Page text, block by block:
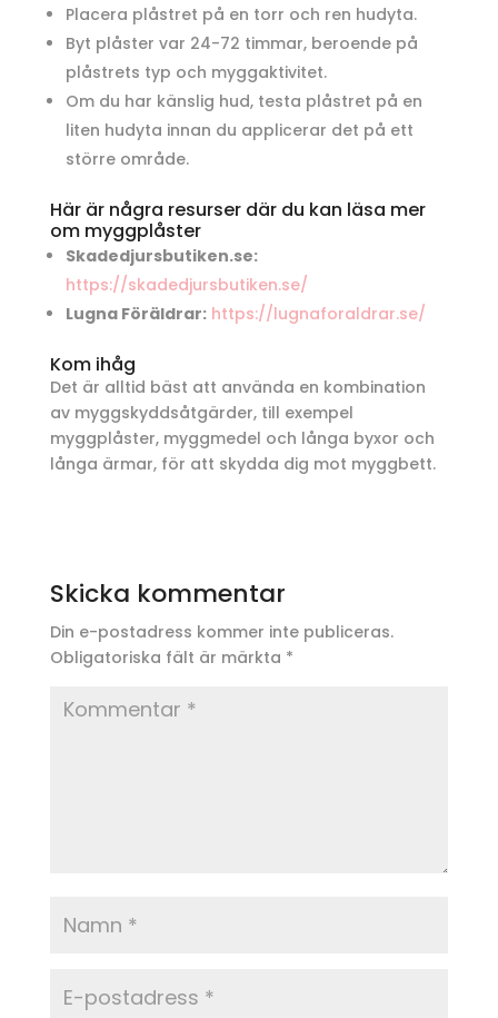
Placera plåstret på en torr och ren hudyta.
Byt plåster var 24-72 timmar, beroende på
plåstrets typ och myggaktivitet.
Om du har känslig hud, testa plåstret på en
liten hudyta innan du applicerar det på ett
större område.
Här är några resurser där du kan läsa mer
om myggplåster
Skadedjursbutiken.se:
https://skadedjursbutiken.se/
Lugna Föräldrar: https://lugnaforaldrar.se/
Kom ihåg
Det är alltid bäst att använda en kombination
av myggskyddsåtgärder, till exempel
myggplåster, myggmedel och långa byxor och
långa ärmar, för att skydda dig mot myggbett.
Skicka kommentar
Din e-postadress kommer inte publiceras.
Obligatoriska fält är märkta *